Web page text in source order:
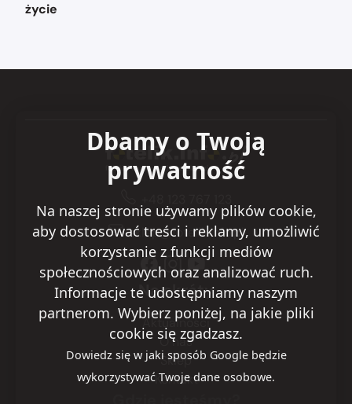
życie
sklep@fotelik.info.pl
Na skróty
Aktualności
O nas
Sklep
Kontakt
Dbamy o Twoją
prywatność
Na naszej stronie używamy plików cookie,
aby dostosować treści i reklamy, umożliwić
korzystanie z funkcji mediów
społecznościowych oraz analizować ruch.
Informacje te udostępniamy naszym
partnerom. Wybierz poniżej, na jakie pliki
cookie się zgadzasz.
Dowiedz się w jaki sposób Google będzie
wykorzystywać Twoje dane osobowe.